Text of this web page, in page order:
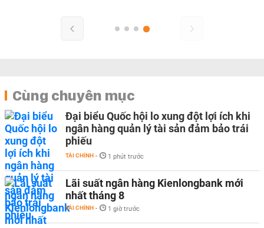
Cùng chuyên mục
Đại biểu Quốc hội lo xung đột lợi ích khi
ngân hàng quản lý tài sản đảm bảo trái
phiếu
TÀI CHÍNH - 1 phút trước
Lãi suất ngân hàng Kienlongbank mới
nhất tháng 8
TÀI CHÍNH - 1 giờ trước